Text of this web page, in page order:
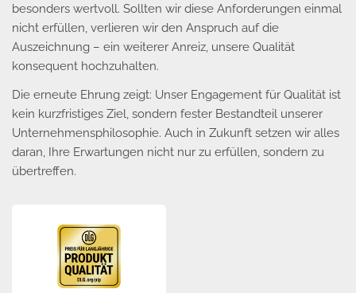
besonders wertvoll. Sollten wir diese Anforderungen einmal
nicht erfüllen, verlieren wir den Anspruch auf die
Auszeichnung – ein weiterer Anreiz, unsere Qualität
konsequent hochzuhalten.
Die erneute Ehrung zeigt: Unser Engagement für Qualität ist
kein kurzfristiges Ziel, sondern fester Bestandteil unserer
Unternehmensphilosophie. Auch in Zukunft setzen wir alles
daran, Ihre Erwartungen nicht nur zu erfüllen, sondern zu
übertreffen.